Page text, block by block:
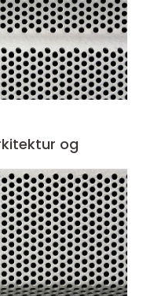
og